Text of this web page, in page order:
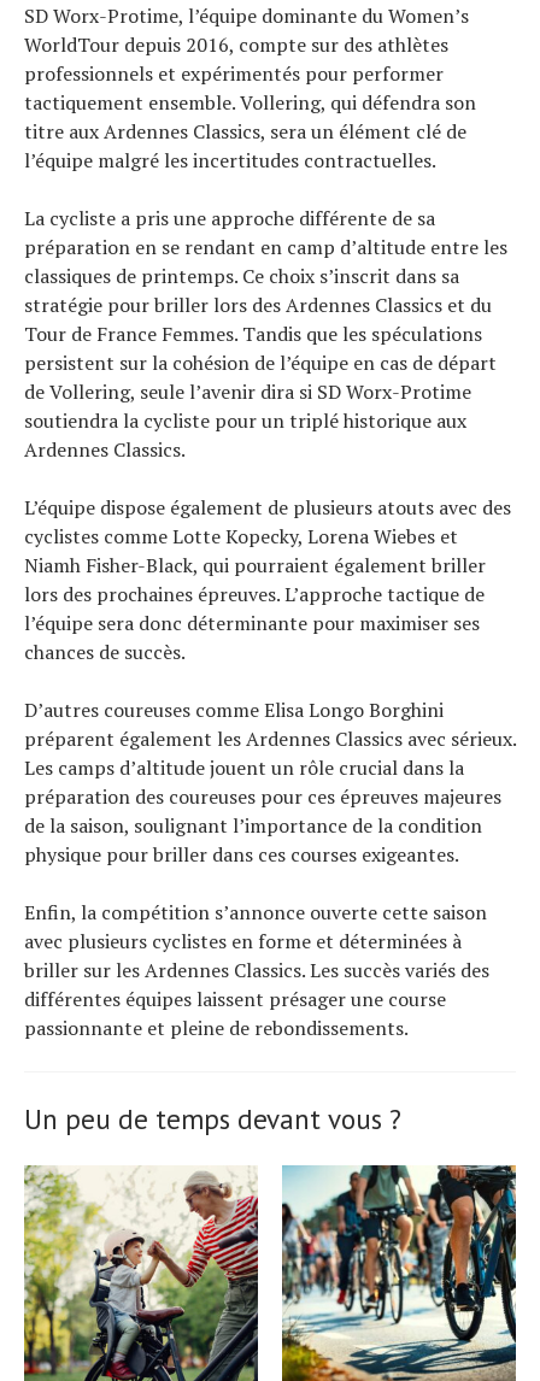
SD Worx-Protime, l’équipe dominante du Women’s
WorldTour depuis 2016, compte sur des athlètes
professionnels et expérimentés pour performer
tactiquement ensemble. Vollering, qui défendra son
titre aux Ardennes Classics, sera un élément clé de
l’équipe malgré les incertitudes contractuelles.
La cycliste a pris une approche différente de sa
préparation en se rendant en camp d’altitude entre les
classiques de printemps. Ce choix s’inscrit dans sa
stratégie pour briller lors des Ardennes Classics et du
Tour de France Femmes. Tandis que les spéculations
persistent sur la cohésion de l’équipe en cas de départ
de Vollering, seule l’avenir dira si SD Worx-Protime
soutiendra la cycliste pour un triplé historique aux
Ardennes Classics.
L’équipe dispose également de plusieurs atouts avec des
cyclistes comme Lotte Kopecky, Lorena Wiebes et
Niamh Fisher-Black, qui pourraient également briller
lors des prochaines épreuves. L’approche tactique de
l’équipe sera donc déterminante pour maximiser ses
chances de succès.
D’autres coureuses comme Elisa Longo Borghini
préparent également les Ardennes Classics avec sérieux.
Les camps d’altitude jouent un rôle crucial dans la
préparation des coureuses pour ces épreuves majeures
de la saison, soulignant l’importance de la condition
physique pour briller dans ces courses exigeantes.
Enfin, la compétition s’annonce ouverte cette saison
avec plusieurs cyclistes en forme et déterminées à
briller sur les Ardennes Classics. Les succès variés des
différentes équipes laissent présager une course
passionnante et pleine de rebondissements.
Un peu de temps devant vous ?